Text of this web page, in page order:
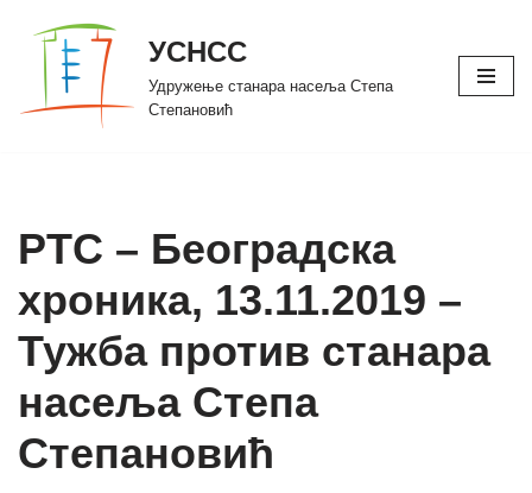
Скочи
садржај
УСНСС
Удружење станара насеља Степа
Степановић
РТС – Београдска
хроника, 13.11.2019 –
Тужба против станара
насеља Степа
Степановић